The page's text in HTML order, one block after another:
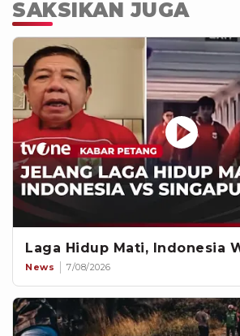
SAKSIKAN JUGA
Laga Hidup Mati, Indonesia
News 7/08/2026